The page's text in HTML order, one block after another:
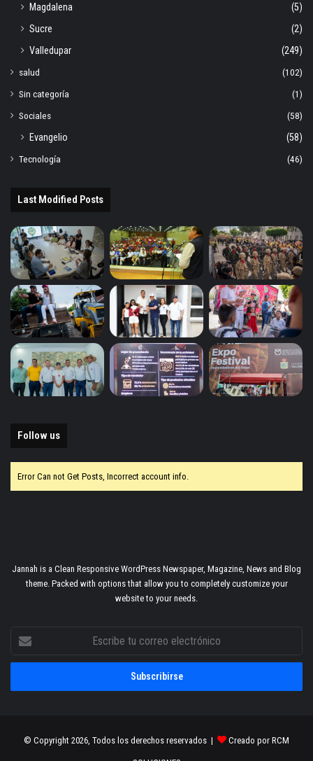
Magdalena
(5)
Sucre
(2)
Valledupar
(249)
salud
(102)
Sin categoría
(1)
Sociales
(58)
Evangelio
(58)
Tecnología
(46)
Last Modified Posts
Follow us
Error Can not Get Posts, Incorrect account info.
Jannah is a Clean Responsive WordPress Newspaper, Magazine, News and Blog
theme. Packed with options that allow you to completely customize your
website to your needs.
correo
© Copyright 2026, Todos los derechos reservados | Creado por RCM